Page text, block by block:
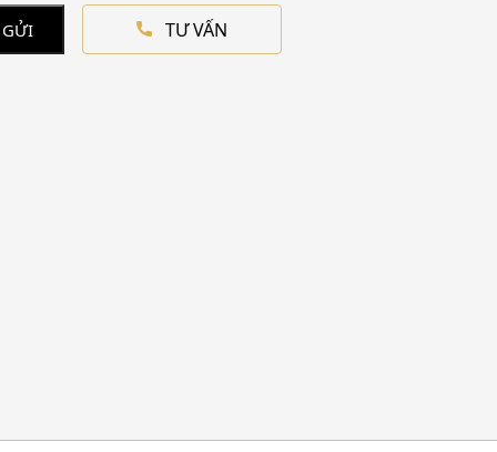
TƯ VẤN